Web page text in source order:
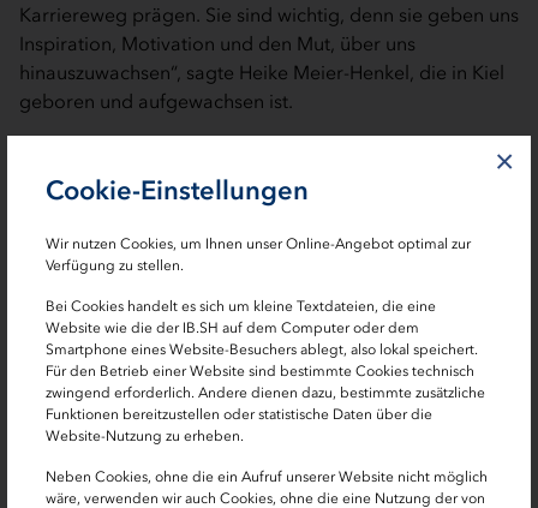
Cookie-Einstellungen
Wir nutzen Cookies, um Ihnen unser Online-Angebot optimal zur
Verfügung zu stellen.
Bei Cookies handelt es sich um kleine Textdateien, die eine
Website wie die der IB.SH auf dem Computer oder dem
Smartphone eines Website-Besuchers ablegt, also lokal speichert.
Für den Betrieb einer Website sind bestimmte Cookies technisch
zwingend erforderlich. Andere dienen dazu, bestimmte zusätzliche
Funktionen bereitzustellen oder statistische Daten über die
Website-Nutzung zu erheben.
Neben Cookies, ohne die ein Aufruf unserer Website nicht möglich
wäre, verwenden wir auch Cookies, ohne die eine Nutzung der von
×
Karriereweg prägen. Sie sind wichtig, denn sie geben uns
Inspiration, Motivation und den Mut, über uns
hinauszuwachsen“, sagte Heike Meier-Henkel, die in Kiel
geboren und aufgewachsen ist.
Die ehemalige Olympiasiegerin und 20-fache deutsche
Meisterin hielt den Vortrag vor mehr als 100
Unternehmerinnen aus Schleswig-Holstein in
Anwesenheit von Wirtschaftsminister Dr. Bernd Buchholz
als Ehrengast und dem IB.SH-Vorstandsvorsitzenden Erk
Unternehmerinnenforum bietet die Förderbank eine
Plattform für Vernetzung und Austausch von
Unternehmerinnen. Gleichzeitig wurde auf die
Neuauflage des IB.SH-Unternehmerinnenpreises 2019
hingewiesen. „Wir wollen mit dieser Auszeichnung
positive Vorbilder sichtbar und potenziellen
Unternehmerinnen Mut machen“, erklärte Westermann-